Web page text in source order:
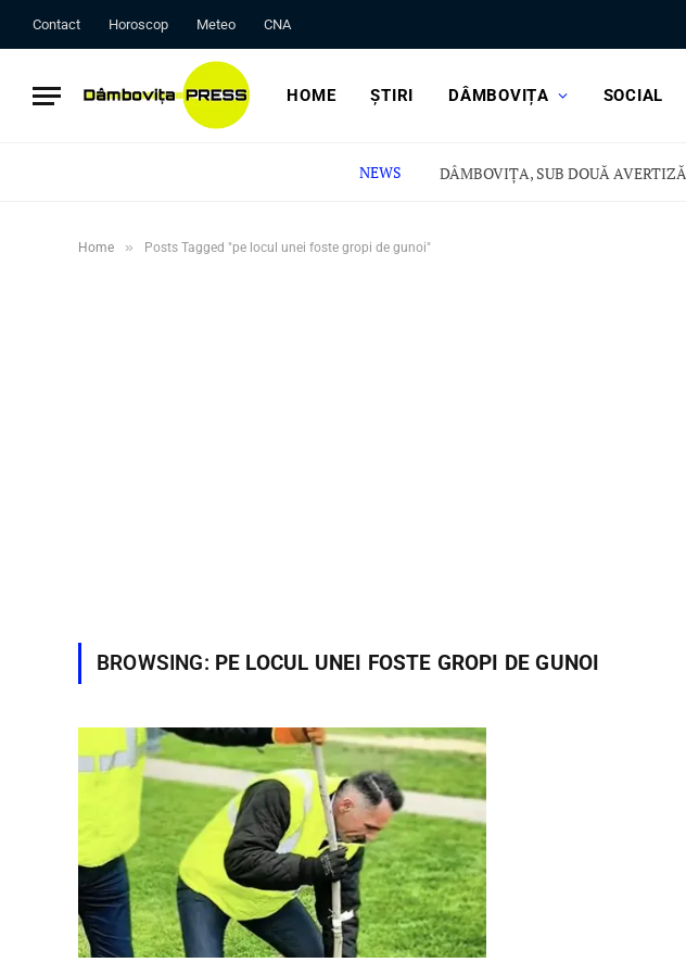
Contact Horoscop Meteo CNA
HOME ȘTIRI DÂMBOVIȚA SOCIAL
NEWS
Home » Posts Tagged "pe locul unei foste gropi de gunoi"
BROWSING: PE LOCUL UNEI FOSTE GROPI DE GUNOI